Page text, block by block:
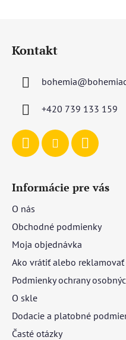
Kontakt
bohemia@
+420 739 133 159
Informácie pre vás
O nás
Obchodné podmienky
Moja objednávka
Ako vrátiť alebo
Podmienky ochrany
O skle
Dodacie a platobné
Časté otázky